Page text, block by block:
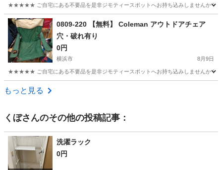
★★★★★ ご自宅にある不要品を是非ジモティースポットへお持ち込みしませんか？
神奈川 横浜市 アウトドア
0809-220 【無料】 Coleman アウトドアチェア
穴・破れ有り
0円
横浜市 8月9日
★★★★★ ご自宅にある不要品を是非ジモティースポットへお持ち込みしませんか？
神奈川 横浜市
もっと見る
くぼさんのその他の投稿記事：
洗濯ラック
0円